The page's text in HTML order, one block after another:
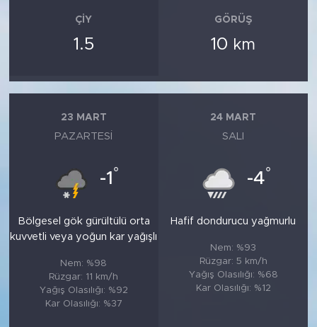
ÇIY
1.5
GÖRÜŞ
10 km
23 MART
PAZARTESI
-1 °
Bölgesel gök gürültülü orta
kuvvetli veya yoğun kar yağışlı
Nem: %98
Rüzgar: 11 km/h
Yağış Olasılığı: %92
Kar Olasılığı: %37
24 MART
SALI
-4°
Hafif dondurucu yağmurlu
Nem: %93
Rüzgar: 5 km/h
Yağış Olasılığı: %68
Kar Olasılığı: %12